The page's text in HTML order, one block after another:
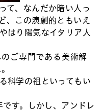
て、なんだか暗い人っ
、この演劇的ともいえ
はり陽気なイタリア人
ご専門である美術解
科学の祖といってもい
す。しかし、アンドレ